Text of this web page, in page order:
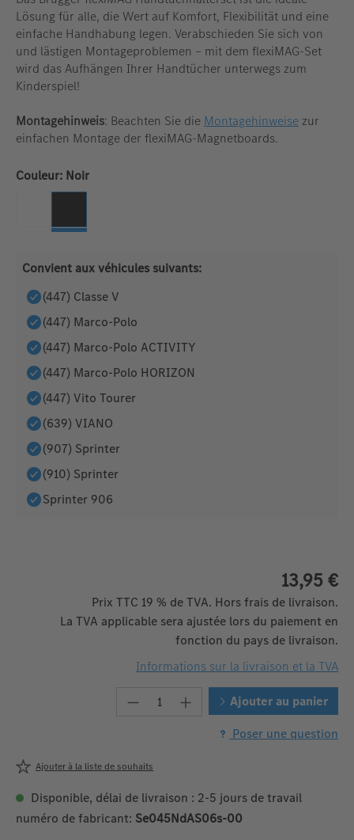
Lösung für alle, die Wert auf Komfort, Flexibilität und eine
einfache Handhabung legen. Verabschieden Sie sich von
und lästigen Montageproblemen – mit dem flexiMAG-Set
wird das Aufhängen Ihrer Handtücher unterwegs zum
Kinderspiel!
Montagehinweis: Beachten Sie die Montagehinweise zur
einfachen Montage der flexiMAG-Magnetboards.
Sélectionnez
Couleur: Noir
Convient aux véhicules suivants:
(447) Classe V
(447) Marco-Polo
(447) Marco-Polo ACTIVITY
(447) Marco-Polo HORIZON
(447) Vito Tourer
(639) VIANO
(907) Sprinter
(910) Sprinter
Sprinter 906
13,95 €
Prix TTC 19 % de TVA. Hors frais de livraison.
La TVA applicable sera ajustée lors du paiement en
fonction du pays de livraison.
Informations sur la livraison et la TVA
Quantité de produit : Entrez
Ajouter au panier
Poser une question
Ajouter à la liste de souhaits
Disponible, délai de livraison : 2-5 jours de travail
numéro de fabricant: Se045NdAS06s-00